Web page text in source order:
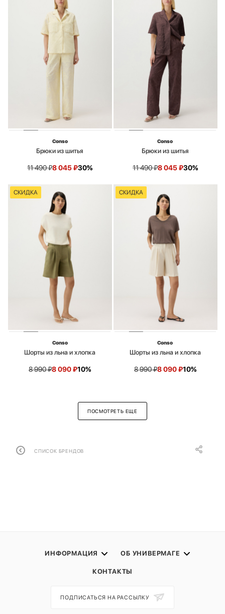
Conso
Брюки из шитья
11 490₽8 045₽30%
Conso
Брюки из шитья
11 490₽8 045₽30%
СКИДКА
Conso
Шорты из льна и хлопка
8 990₽8 090₽10%
СКИДКА
Conso
Шорты из льна и хлопка
8 990₽8 090₽10%
ПОСМОТРЕТЬ ЕЩЕ
СПИСОК БРЕНДОВ
ИНФОРМАЦИЯ ОБ УНИВЕРМАГЕ
КОНТАКТЫ
ПОДПИСАТЬСЯ НА РАССЫЛКУ